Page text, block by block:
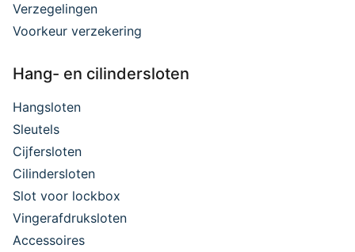
Verzegelingen
Voorkeur verzekering
Hang- en cilindersloten
Hangsloten
Sleutels
Cijfersloten
Cilindersloten
Slot voor lockbox
Vingerafdruksloten
Accessoires